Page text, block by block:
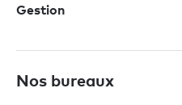
Gestion
Nos bureaux